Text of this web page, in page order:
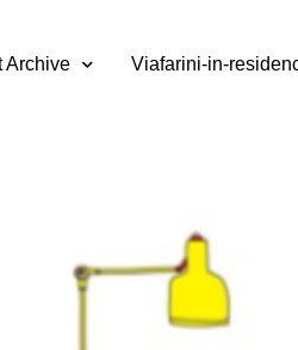
Archive Viafarini-in-
Luca e